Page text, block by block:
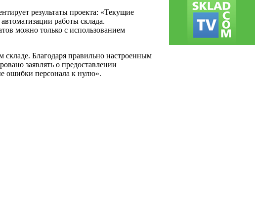
результаты проекта: «Текущие
работы склада.
можно только с использованием
складе. Благодаря правильно настроенным
заявлять о предоставлении
ошибки персонала к нулю».